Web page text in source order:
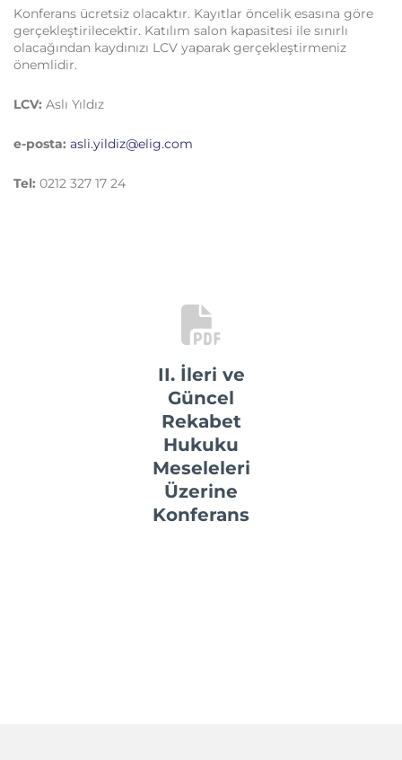
Konferans ücretsiz olacaktır. Kayıtlar öncelik esasına göre
gerçekleştirilecektir. Katılım salon kapasitesi ile sınırlı
olacağından kaydınızı LCV yaparak gerçekleştirmeniz
önemlidir.
LCV: Aslı Yıldız
e-posta: asli.yildiz@elig.com
Tel: 0212 327 17 24
II. İleri ve
Güncel
Rekabet
Hukuku
Meseleleri
Üzerine
Konferans